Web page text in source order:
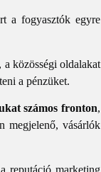
a fogyasztók egyre
a közösségi oldalakat
a pénzüket.
számos fronton,
megjelenő, vásárlók
reputáció marketing